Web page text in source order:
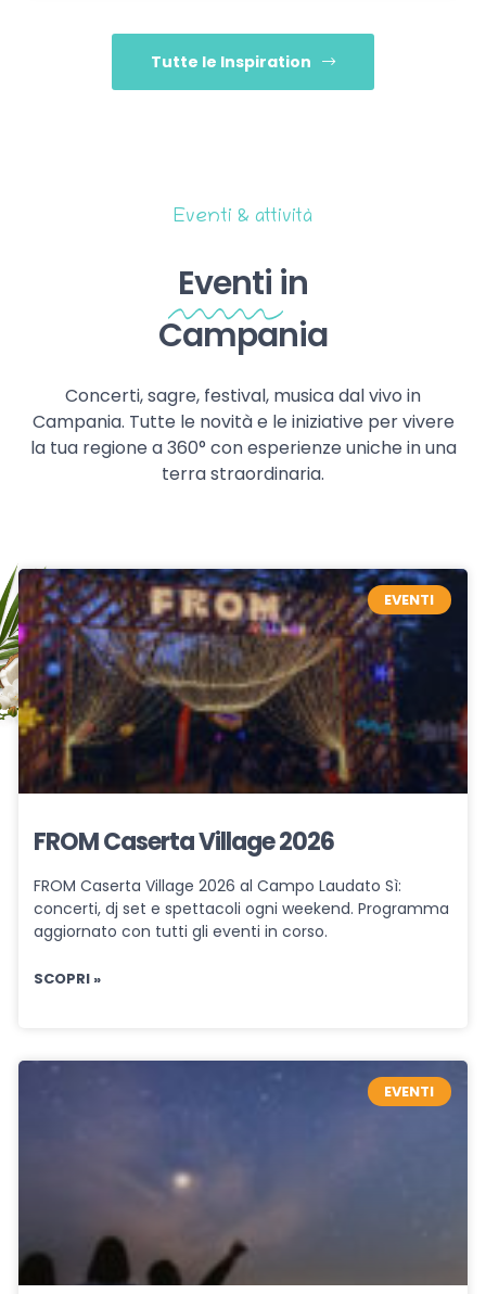
Tutte le Inspiration
Eventi & attività
Eventi in
Campania
Concerti, sagre, festival, musica dal vivo in
Campania. Tutte le novità e le iniziative per vivere
la tua regione a 360° con esperienze uniche in una
terra straordinaria.
EVENTI
FROM Caserta Village 2026
FROM Caserta Village 2026 al Campo Laudato Sì:
concerti, dj set e spettacoli ogni weekend. Programma
aggiornato con tutti gli eventi in corso.
SCOPRI »
EVENTI